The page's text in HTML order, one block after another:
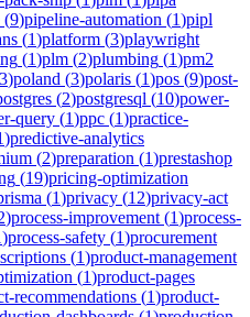
(9)pipeline-automation (1)pipl
(1)platform (3)playwright
(1)plm (2)plumbing (1)pm2
3)poland (3)polaris (1)pos (9)post-
(2)postgresql (10)power-
query (1)ppc (1)practice-
)predictive-analytics
(2)preparation (1)prestashop
(19)pricing-optimization
(1)privacy (12)privacy-act
)process-improvement (1)process-
)process-safety (1)procurement
(1)product-management
(1)product-pages
recommendations (1)product-